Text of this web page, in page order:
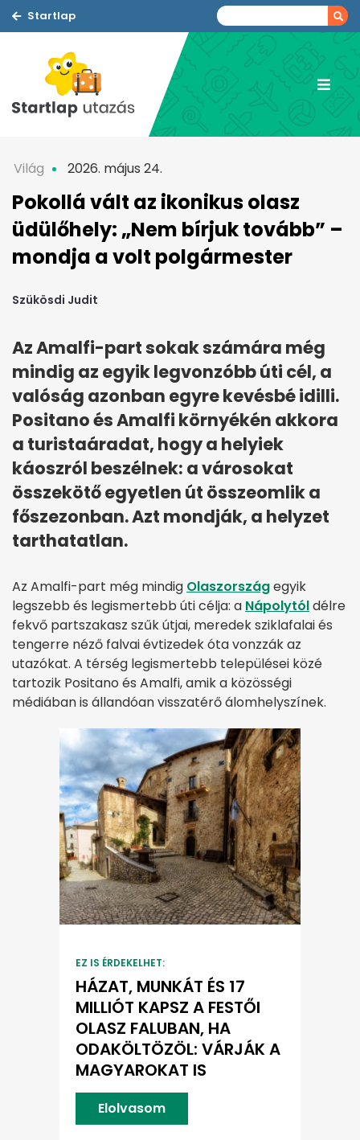
Startlap
Világ 2026. május 24.
Pokollá vált az ikonikus olasz
üdülőhely: „Nem bírjuk tovább” –
mondja a volt polgármester
Szükösdi Judit
Az Amalfi-part sokak számára még
mindig az egyik legvonzóbb úti cél, a
valóság azonban egyre kevésbé idilli.
Positano és Amalfi környékén akkora
a turistaáradat, hogy a helyiek
káoszról beszélnek: a városokat
összekötő egyetlen út összeomlik a
főszezonban. Azt mondják, a helyzet
tarthatatlan.
Az Amalfi-part még mindig Olaszországegyik
legszebb és legismertebb úti célja: a Nápolytóldélre
fekvő partszakasz szűk útjai, meredek sziklafalai és
tengerre néző falvai évtizedek óta vonzzák az
utazókat. A térség legismertebb települései közé
tartozik Positano és Amalfi, amik a közösségi
médiában is állandóan visszatérő álomhelyszínek.
EZ IS ÉRDEKELHET:
HÁZAT, MUNKÁT ÉS 17
MILLIÓT KAPSZ A FESTŐI
OLASZ FALUBAN, HA
ODAKÖLTÖZÖL: VÁRJÁK A
MAGYAROKAT IS
Elolvasom